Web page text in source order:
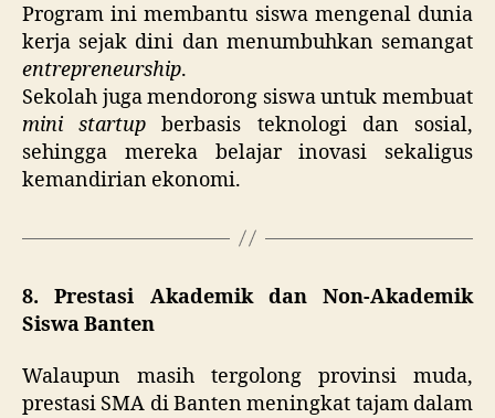
Program ini membantu siswa mengenal dunia
kerja sejak dini dan menumbuhkan semangat
entrepreneurship.
Sekolah juga mendorong siswa untuk membuat
mini startup berbasis teknologi dan sosial,
sehingga mereka belajar inovasi sekaligus
kemandirian ekonomi.
8. Prestasi Akademik dan Non-Akademik
Siswa Banten
Walaupun masih tergolong provinsi muda,
prestasi SMA di Banten meningkat tajam dalam